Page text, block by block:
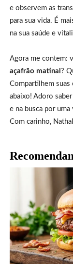
e observem as
para sua vida. É
na sua saúde e
Agora me contem:
açafrão matinal ?
Compartilhem suas
abaixo! Adoro
e na busca por
Com carinho,